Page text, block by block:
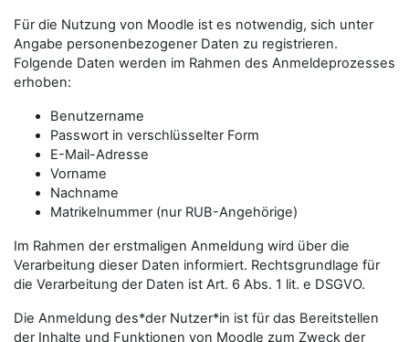
Für die Nutzung von Moodle ist es notwendig, sich unter
Angabe personenbezogener Daten zu registrieren.
Folgende Daten werden im Rahmen des Anmeldeprozesses
erhoben:
Benutzername
Passwort in verschlüsselter Form
E-Mail-Adresse
Vorname
Nachname
Matrikelnummer (nur RUB-Angehörige)
Im Rahmen der erstmaligen Anmeldung wird über die
Verarbeitung dieser Daten informiert. Rechtsgrundlage für
die Verarbeitung der Daten ist Art. 6 Abs. 1 lit. e DSGVO.
Die Anmeldung des*der Nutzer*in ist für das Bereitstellen
der Inhalte und Funktionen von Moodle zum Zweck der